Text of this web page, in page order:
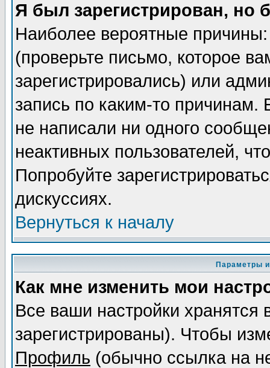
Я был зарегистрирован, но
Наиболее вероятные
(проверьте письмо, которое
зарегистрировались) или
запись по каким-то
не написали ни одного
неактивных пользователей,
Попробуйте
дискуссиях.
Вернуться к началу
Параметры
Как мне изменить мои
Все ваши настройки
зарегистрированы). Чтобы
Профиль (обычно ссылка на